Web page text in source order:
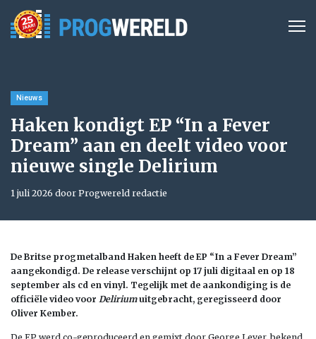
Nieuws
Haken kondigt EP “In a Fever
Dream” aan en deelt video voor
nieuwe single Delirium
1 juli 2026 door Progwereld redactie
De Britse progmetalband Haken heeft de EP “In a Fever Dream”
aangekondigd. De release verschijnt op 17 juli digitaal en op 18
september als cd en vinyl. Tegelijk met de aankondiging is de
officiële video voor Deliriumuitgebracht, geregisseerd door
Oliver Kember.